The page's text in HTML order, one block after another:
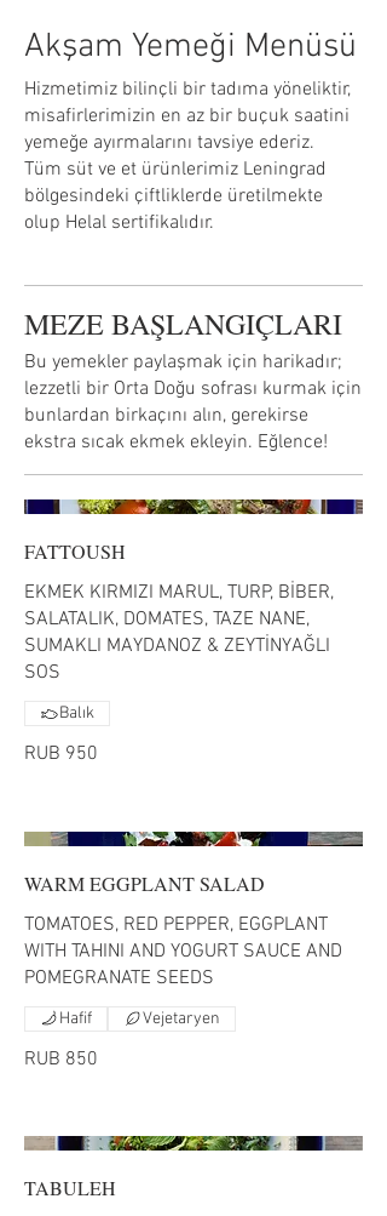
Akşam Yemeği Menüsü
Hizmetimiz bilinçli bir tadıma yöneliktir,
misafirlerimizin en az bir buçuk saatini
yemeğe ayırmalarını tavsiye ederiz.
Tüm süt ve et ürünlerimiz Leningrad
bölgesindeki çiftliklerde üretilmekte
olup Helal sertifikalıdır.
MEZE BAŞLANGIÇLARI
Bu yemekler paylaşmak için harikadır;
lezzetli bir Orta Doğu sofrası kurmak için
bunlardan birkaçını alın, gerekirse
ekstra sıcak ekmek ekleyin. Eğlence!
EKMEK KIRMIZI MARUL, TURP, BİBER,
SALATALIK, DOMATES, TAZE NANE,
SUMAKLI MAYDANOZ & ZEYTİNYAĞLI
SOS
RUB 950
Balık
WARM EGGPLANT SALAD
TOMATOES, RED PEPPER, EGGPLANT
WITH TAHINI AND YOGURT SAUCE AND
POMEGRANATE SEEDS
RUB 850
Hafif Vejetaryen
TABULEH